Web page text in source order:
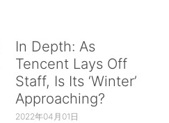
In Depth: As
Tencent Lays Off
Staff, Is Its ‘Winter’
Approaching?
2022年04月01日